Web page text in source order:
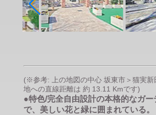
(※参考: 上の地図の中心 坂東市＞猫実新
地への直線距離は 約 13.11 Kmです)
●特色/完全自由設計の本格的なガー
で、美しい花と緑に囲まれている。